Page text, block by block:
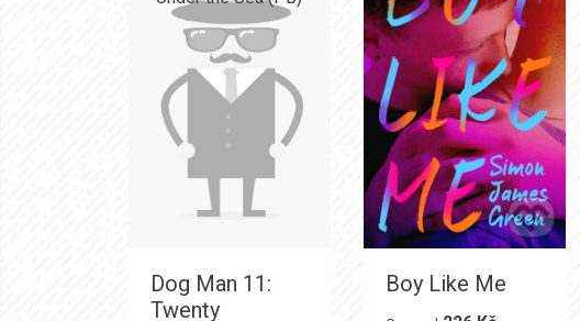
Dog Man 11:
Twenty
Boy Like Me